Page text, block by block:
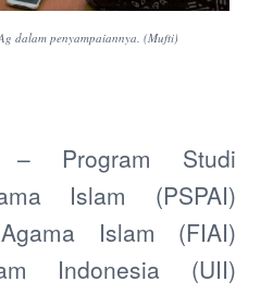
dalam penyampaiannya. (Mufti)
– Program Studi
Islam (PSPAI)
Islam (FIAI)
Indonesia (UII)